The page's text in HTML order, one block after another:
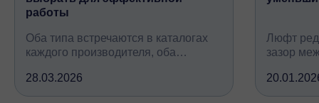
работы
Оба типа встречаются в каталогах
каждого производителя, оба
крутящий момент, но устроены
принципиально по-разному, при
28.03.2026
Люфт
зазор
всех